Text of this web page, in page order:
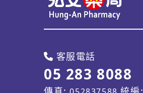
客服電話
05 283 8088